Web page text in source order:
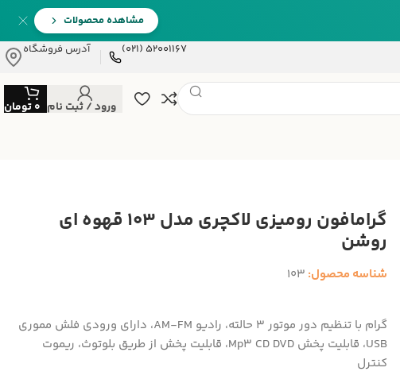
مشاهده محصولات
52001167 (021)
آدرس فروشگاه
ورود / ثبت نام 0تومان
گرامافون رومیزی لاکچری مدل 103 قهوه ای
روشن
شناسه محصول: 103
گرام با تنظیم دور موتور 3 حالته، رادیو AM-FM، دارای ورودی فلش مموری
USB، قابلیت پخش Mp3 CD DVD، قابلیت پخش از طریق بلوتوث، ریموت
کنترل